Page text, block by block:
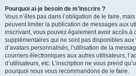
Pourquoi ai-je besoin de m’inscrire ?
Vous n’êtes pas dans l’obligation de le faire,
peuvent limiter la publication de messages aux
inscrivant, vous pouvez également avoir accès à
supplémentaires qui ne sont pas disponibles aux
d’avatars personnalisés, l’utilisation de la
courriers électroniques aux autres utilisateurs,
d’utilisateurs, etc. L’inscription ne vous prend
pourquoi nous vous recommandons de le faire.